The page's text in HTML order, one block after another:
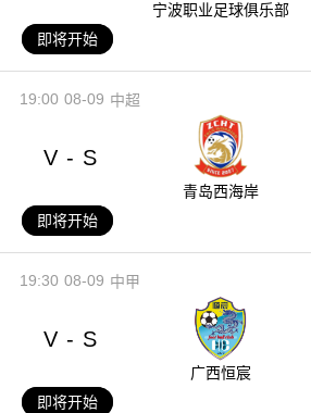
宁波职业足球俱乐部
即将开始
08-09
19:00 中超
V - S
青岛西海岸
即将开始
08-09
19:30 中甲
V - S
广西恒宸
即将开始